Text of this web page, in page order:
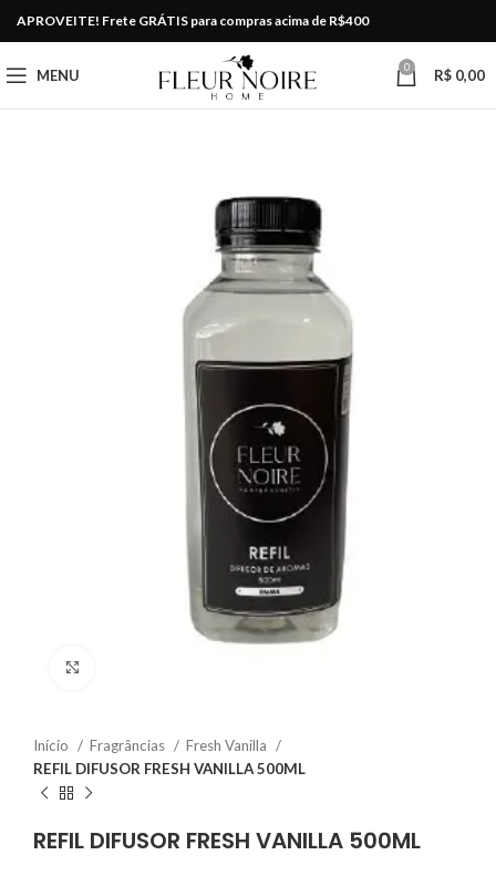
APROVEITE! Frete GRÁTIS para compras acima de R$400
MENU 0 R$ 0,00
Início Fragrâncias
Fresh Vanilla
REFIL DIFUSOR FRESH VANILLA 500ML
REFIL DIFUSOR FRESH VANILLA 500ML